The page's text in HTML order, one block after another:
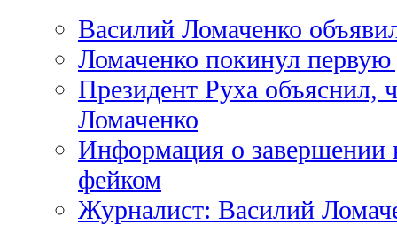
Василий Ломаченко
Ломаченко покинул первую
Президент Руха объяснил,
Ломаченко
Информация о завершении
фейком
Журналист: Василий